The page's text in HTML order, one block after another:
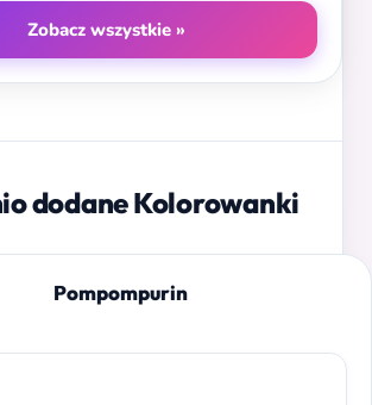
Zobacz wszystkie »
dodane Kolorowanki
Pompompurin